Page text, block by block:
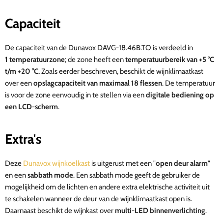
Capaciteit
De capaciteit van de Dunavox DAVG-18.46B.TO is verdeeld in
1 temperatuurzone; de zone heeft eentemperatuurbereik van +5 °C
t/m +20 °C.Zoals eerder beschreven, beschikt de wijnklimaatkast
over eenopslagcapaciteit van maximaal 18 flessen. De temperatuur
is voor de zone eenvoudig in te stellen via eendigitale bediening op
een LCD-scherm.
Extra's
Deze Dunavox wijnkoelkast is uitgerust met een "open deur alarm"
en eensabbath mode. Een sabbath mode geeft de gebruiker de
mogelijkheid om de lichten en andere extra elektrische activiteit uit
te schakelen wanneer de deur van de wijnklimaatkast open is.
Daarnaast beschikt de wijnkast overmulti-LED binnenverlichting.